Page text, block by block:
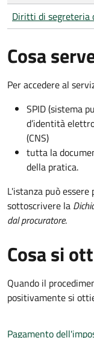
Diritti di
Cosa
Per accedere al
SPID (sistema
d’identità
(CNS)
tutta la
della pratica.
L'istanza può
sottoscrivere la
dal procuratore.
Cosa si
Quando il
positivamente si
Pagamento